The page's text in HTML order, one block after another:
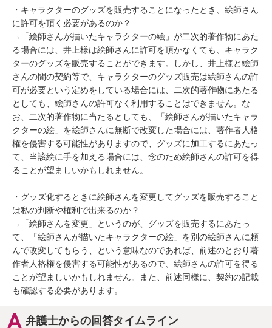
・キャラクターのグッズを販売することになったとき、絵師さん
に許可を頂く必要があるのか？
→「絵師さんが描いたキャラクターの絵」が二次的著作物にあた
る場合には、井上様は絵師さんに許可を頂かなくても、キャラク
ターのグッズを販売することができます。しかし、井上様と絵師
さんの間の契約等で、キャラクターのグッズ販売は絵師さんの許
可が必要という定めをしている場合には、二次的著作物にあたる
としても、絵師さんの許可なく利用することはできません。な
お、二次的著作物に当たるとしても、「絵師さんが描いたキャラ
クターの絵」を絵師さんに無断で改変した場合には、著作者人格
権を侵害する可能性がありますので、グッズに加工するにあたっ
て、当該絵に手を加える場合には、念のため絵師さんの許可を得
ることが望ましいかもしれません。
・グッズ化するときに絵師さんを変更してグッズを販売すること
は私の判断や権利で出来るのか？
→「絵師さんを変更」というのが、グッズを販売するにあたっ
て、「絵師さんが描いたキャラクターの絵」を別の絵師さんに頼
んで改変してもらう、という意味なのであれば、前述のとおり著
作者人格権を侵害する可能性があるので、絵師さんの許可を得る
ことが望ましいかもしれません。また、前述同様に、契約の記載
も確認する必要があります。
弁護士からの回答タイムライン